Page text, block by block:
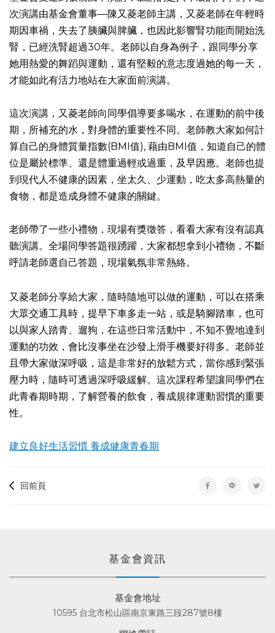
次演講由基金會董事—陳又菱老師主講，又菱老師在年輕時
期因車禍，失去了胰臟與脾臟，也因此影響腎功能而開始洗
腎，已經洗腎超過30年。老師以自身為例子，跟同學分享
她用熱愛的舞蹈與運動，還有堅毅的意志度過她的每一天，
才能如此有活力地站在大家面前演講。
這次演講，又菱老師向同學倡導要多喝水，在運動的前中後
期，所補充的水，對身體的重要性不同。老師教大家如何計
算自己的身體質量指數(BMI值), 藉由BMI值，知道自己的體
位是屬於標準、還是體重過輕或過重，及早因應。老師也提
到現代人不健康的因素，坐太久、少運動，吃太多高熱量的
食物，都是造成身體不健康的關鍵。
老師帶了一些小禮物，現場有獎徵答，看看大家有沒有認真
聽演講。全場同學答題很踴躍，大家都想拿到小禮物，不斷
呼請老師選自己答題，現場氣氛非常熱絡。
又菱老師分享給大家，隨時隨地可以做的運動，可以在搭乘
大眾交通工具時，提早下車多走一站，或是騎腳踏車，也可
以與家人踏青、遛狗，在這些日常活動中，不知不覺地達到
運動的功效，會比沒事坐在沙發上滑手機要好得多。老師並
且帶大家做深呼吸，這是非常好的放鬆方式，當你感到緊張
壓力時，隨時可透過深呼吸緩解。這次課程希望讓同學們在
此青春期時期，了解營養的飲食，養成規律運動習慣的重要
性。
建立良好生活習慣 養成健康青春期
回前頁
基金會資訊
基金會地址
10595 台北市松山區南京東路三段287號8樓